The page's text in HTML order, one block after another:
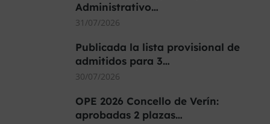
Administrativo…
31/07/2026
Publicada la lista provisional de
admitidos para 3…
30/07/2026
OPE 2026 Concello de Verín:
aprobadas 2 plazas…